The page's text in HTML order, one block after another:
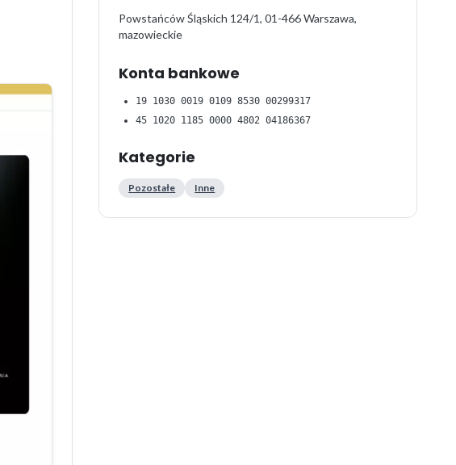
Powstańców Śląskich 124/1, 01-466 Warszawa,
mazowieckie
Konta bankowe
19 1030 0019 0109 8530 00299317
45 1020 1185 0000 4802 04186367
Kategorie
Pozostałe Inne